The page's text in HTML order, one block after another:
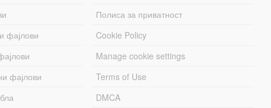
фајлови
фајлови
Полиса за приватност
Cookie Policy
Manage cookie settings
Terms of Use
DMCA